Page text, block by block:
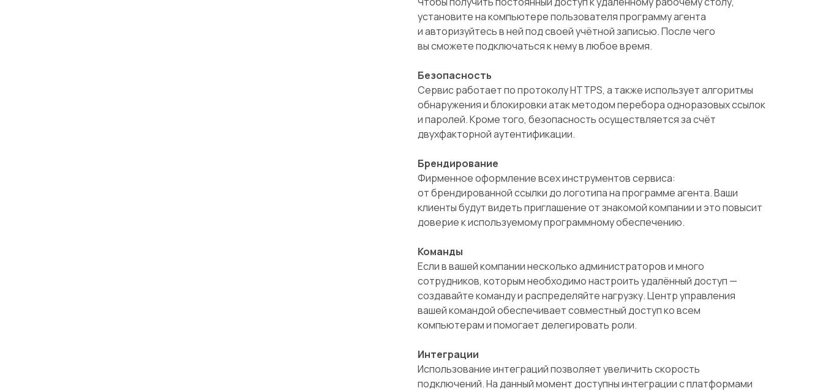
установите на компьютере пользователя программу агента
и авторизуйтесь в ней под своей учётной записью. После чего
вы сможете подключаться к нему в любое время.
Безопасность
Сервис работает по протоколу HTTPS, а также использует алгоритмы
обнаружения и блокировки атак методом перебора одноразовых ссылок
и паролей. Кроме того, безопасность осуществляется за счёт
двухфакторной аутентификации.
Брендирование
Фирменное оформление всех инструментов сервиса:
от брендированной ссылки до логотипа на программе агента. Ваши
клиенты будут видеть приглашение от знакомой компании и это повысит
доверие к используемому программному обеспечению.
Команды
Если в вашей компании несколько администраторов и много
сотрудников, которым необходимо настроить удалённый доступ —
создавайте команду и распределяйте нагрузку. Центр управления
вашей командой обеспечивает совместный доступ ко всем
компьютерам и помогает делегировать роли.
Интеграции
Использование интеграций позволяет увеличить скорость
подключений. На данный момент доступны интеграции с платформами